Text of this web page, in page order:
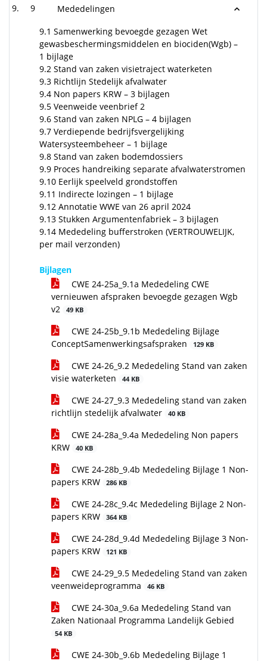
9
Mededelingen
9.1 Samenwerking bevoegde gezagen Wet
gewasbeschermingsmiddelen en biociden(Wgb) –
1 bijlage
9.2 Stand van zaken visietraject waterketen
9.3 Richtlijn Stedelijk afvalwater
9.4 Non papers KRW – 3 bijlagen
9.5 Veenweide veenbrief 2
9.6 Stand van zaken NPLG – 4 bijlagen
9.7 Verdiepende bedrijfsvergelijking
Watersysteembeheer – 1 bijlage
9.8 Stand van zaken bodemdossiers
9.9 Proces handreiking separate afvalwaterstromen
9.10 Eerlijk speelveld grondstoffen
9.11 Indirecte lozingen – 1 bijlage
9.12 Annotatie WWE van 26 april 2024
9.13 Stukken Argumentenfabriek – 3 bijlagen
9.14 Mededeling bufferstroken (VERTROUWELIJK,
per mail verzonden)
Bijlagen
CWE 24-25a_9.1a Mededeling CWE
vernieuwen afspraken bevoegde gezagen Wgb
v2
49 KB
CWE 24-25b_9.1b Mededeling Bijlage
ConceptSamenwerkingsafspraken
129 KB
CWE 24-26_9.2 Mededeling Stand van zaken
visie waterketen
44 KB
CWE 24-27_9.3 Mededeling stand van zaken
richtlijn stedelijk afvalwater
40 KB
CWE 24-28a_9.4a Mededeling Non papers
KRW
40 KB
CWE 24-28b_9.4b Mededeling Bijlage 1 Non-
papers KRW
286 KB
CWE 24-28c_9.4c Mededeling Bijlage 2 Non-
papers KRW
364 KB
CWE 24-28d_9.4d Mededeling Bijlage 3 Non-
papers KRW
121 KB
CWE 24-29_9.5 Mededeling Stand van zaken
veenweideprogramma
46 KB
CWE 24-30a_9.6a Mededeling Stand van
Zaken Nationaal Programma Landelijk Gebied
54 KB
CWE 24-30b_9.6b Mededeling Bijlage 1